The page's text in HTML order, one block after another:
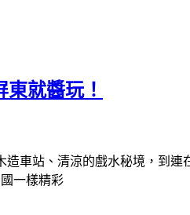
就醬玩！
車站、清涼的戲水秘境，到
一樣精彩